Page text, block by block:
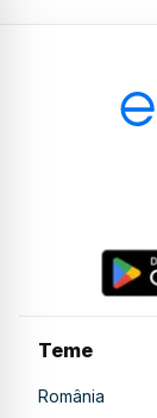
Teme
România